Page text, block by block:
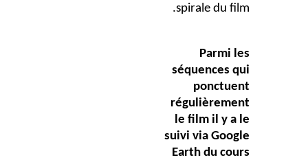
spirale du film.
Parmi les
séquences qui
ponctuent
régulièrement
le film il y a le
suivi via Google
Earth du cours